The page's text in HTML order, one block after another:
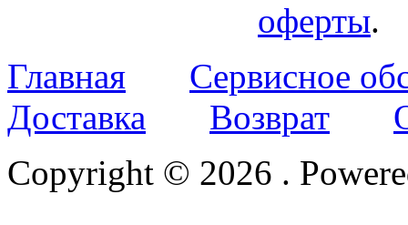
оферты.
Главная
Сервисное
Доставка
Возврат
Copyright © 2026 .